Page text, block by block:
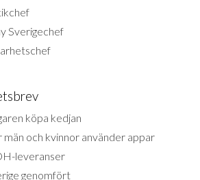
Sverigechef
köpa kedjan
män och kvinnor använder appar
leveranser
genomfört